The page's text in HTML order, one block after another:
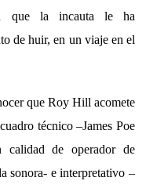
que la incauta le ha
de huir, en un viaje en el
que Roy Hill acomete
técnico –James Poe
calidad de operador de
sonora- e interpretativo –